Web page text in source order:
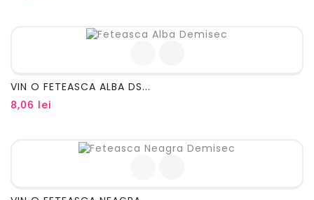
VIN O FETEASCA ALBA DS...
8,06 lei